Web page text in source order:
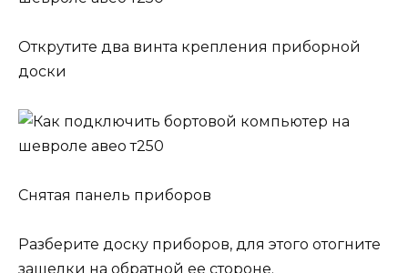
Открутите два винта крепления приборной
доски
Снятая панель приборов
Разберите доску приборов, для этого отогните
защелки на обратной ее стороне.